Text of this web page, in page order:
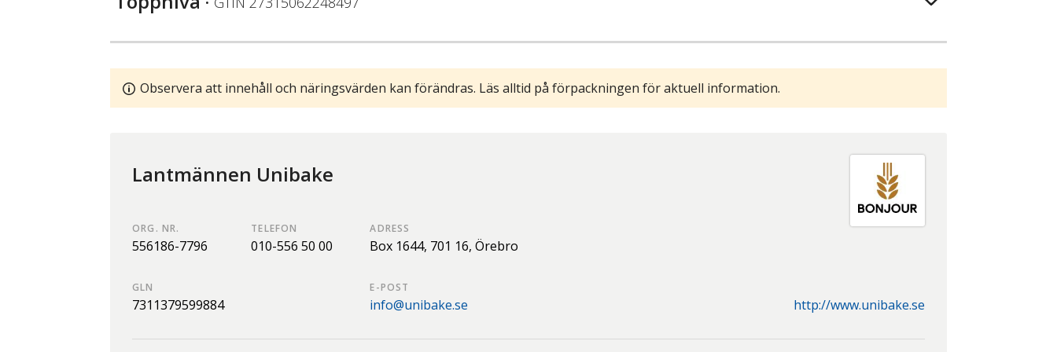
Observera att innehåll och näringsvärden kan förändras. Läs alltid på förpackningen för aktuell information.
Lantmännen Unibake
ORG. NR.
556186-7796
GLN
7311379599884
TELEFON
010-556 50 00
ADRESS
Box 1644, 701 16,Örebro
E-POST
info@unibake.se http://www.unibake.se